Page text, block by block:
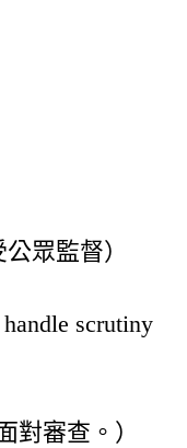
眾監督）
scrutiny
對審查。）